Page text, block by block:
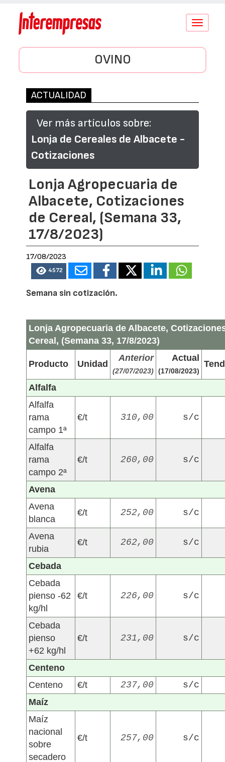
Conmutar
OVINO
ACTUALIDAD
Ver más artículos sobre:
Lonja de Cereales de Albacete -
Cotizaciones
Lonja Agropecuaria de
Albacete, Cotizaciones
de Cereal, (Semana 33,
17/8/2023)
17/08/2023
4572
Semana sin cotización.
Lonja Agropecuaria de Albacete,
Cereal, (Semana 33, 17/8/2023)
Producto Unidad
Anterior
(27/07/2023)
Actual
(17/08/2023)
Alfalfa
Alfalfa
rama
campo 1ª
€/t 310,00 s/c
Alfalfa
rama
campo 2ª
€/t 260,00 s/c
Avena
Avena
blanca
€/t 252,00 s/c
Avena
rubia
€/t 262,00 s/c
Cebada
Cebada
pienso -62
kg/hl
€/t 226,00 s/c
Cebada
pienso
+62 kg/hl
€/t 231,00 s/c
Centeno
Centeno
€/t 237,00
s/c
Maíz
Maíz
nacional
sobre
secadero
€/t 257,00 s/c